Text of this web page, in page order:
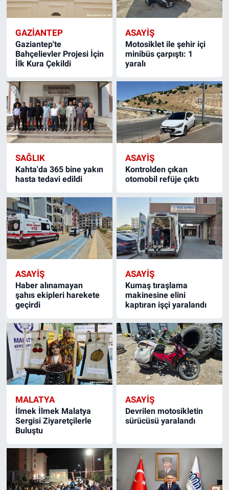
GAZIANTEP
Gaziantep'te
Bahçelievler Projesi İçin
İlk Kura Çekildi
ASAYIŞ
Motosiklet ile şehir içi
minibüs çarpıştı: 1
yaralı
SAĞLIK
Kahta'da 365 bine yakın
hasta tedavi edildi
ASAYIŞ
Kontrolden çıkan
otomobil refüje çıktı
ASAYIŞ
Haber alınamayan
şahıs ekipleri harekete
geçirdi
ASAYIŞ
Kumaş tıraşlama
makinesine elini
kaptıran işçi yaralandı
MALATYA
İlmek İlmek Malatya
Sergisi Ziyaretçilerle
Buluştu
ASAYIŞ
Devrilen motosikletin
sürücüsü yaralandı